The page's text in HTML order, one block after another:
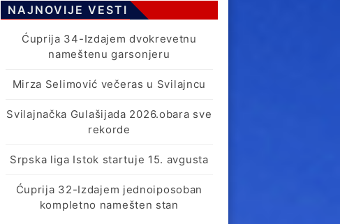
NAJNOVIJE VESTI
Ćuprija 34-Izdajem dvokrevetnu
nameštenu garsonjeru
Mirza Selimović večeras u Svilajncu
Svilajnačka Gulašijada 2026.obara sve
rekorde
Srpska liga Istok startuje 15. avgusta
Ćuprija 32-Izdajem jednoiposoban
kompletno namešten stan